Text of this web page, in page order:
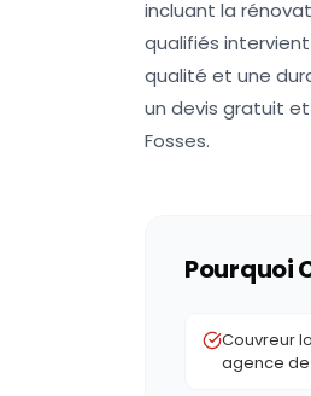
incluant la
qualifiés
qualité et une
un devis gratuit
Fosses.
Pourquoi
Couvreur
agence